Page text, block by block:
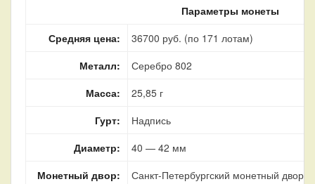
Параметры монеты
Средняя цена:
36700 руб. (по 171 лотам)
Металл:
Серебро 802
Масса:
25,85 г
Гурт:
Надпись
Диаметр:
40 — 42 мм
Монетный двор:
Санкт-Петербургский монетный двор,